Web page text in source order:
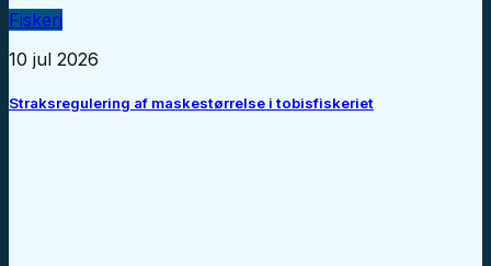
Fiskeri
10 jul 2026
Straksregulering af maskestørrelse i tobisfiskeriet